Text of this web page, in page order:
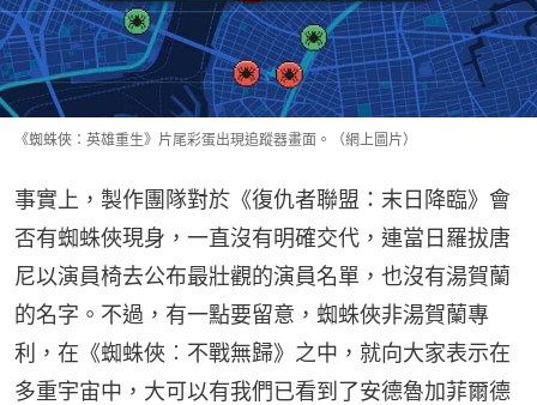
《蜘蛛俠：英雄重生》片尾彩蛋出現追蹤器畫面。（網上圖片）
事實上，製作團隊對於《復仇者聯盟：末日降臨》會
否有蜘蛛俠現身，一直沒有明確交代，連當日羅拔唐
尼以演員椅去公布最壯觀的演員名單，也沒有湯賀蘭
的名字。不過，有一點要留意，蜘蛛俠非湯賀蘭專
利，在《蜘蛛俠︰不戰無歸》之中，就向大家表示在
多重宇宙中，大可以有我們已看到了安德魯加菲爾德